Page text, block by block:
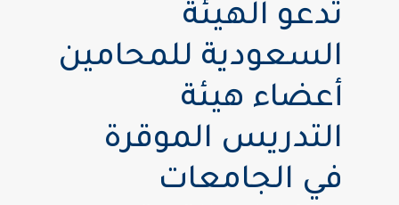
تدعو الهيئة
السعودية للمحامين
أعضاء هيئة
التدريس الموقرة
في الجامعات